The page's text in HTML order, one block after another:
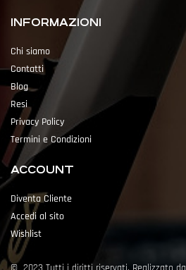
INFORMAZIONI
Chi siamo
Contatti
Blog
Resi
Privacy Policy
Termini e Condizioni
ACCOUNT
Diventa Cliente
Accedi al sito
Wishlist